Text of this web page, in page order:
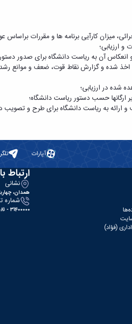
میزان کارآیی برنامه ­ها و مقررات
ارزیابی؛
آن به ریاست دانشگاه برای صدور
اخذ شده و گزارش نقاط قوت، ضعف و موانع
شده در ارزیابی؛
ارگان­ها حسب دستور ریاست دانشگاه؛
به ریاست دانشگاه برای طرح و تصویب
آپارات
(فؤاد)
ارتباط
نشانی
همدان،
شماره
31400000 - 081